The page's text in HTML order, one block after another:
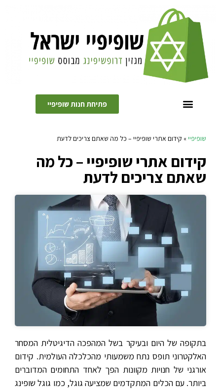
פתיחת חנות שופיפיי
שופיפיי» קידום אתרי שופיפיי – כל מה שאתם צריכים לדעת
קידום אתרי שופיפיי – כל מה
שאתם צריכים לדעת
בתקופה של היום ובעיקר בשל המהפכה הדיגיטלית המסחר
האלקטרוני תופס נתח משמעותי מהכלכלה העולמית. קידום
אורגני של חנויות מקוונות הפך לאחד התחומים המדוברים
ביותר. עם הכלים המתקדמים שמציעה גוגל, כמו גוגל שופינג